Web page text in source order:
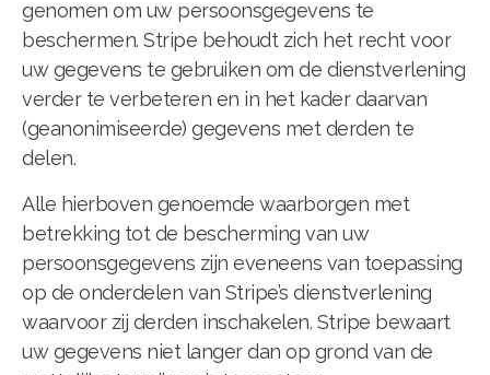
genomen om uw persoonsgegevens te
beschermen. Stripe behoudt zich het recht voor
uw gegevens te gebruiken om de dienstverlening
verder te verbeteren en in het kader daarvan
(geanonimiseerde) gegevens met derden te
delen.
Alle hierboven genoemde waarborgen met
betrekking tot de bescherming van uw
persoonsgegevens zijn eveneens van toepassing
op de onderdelen van Stripe’s dienstverlening
waarvoor zij derden inschakelen. Stripe bewaart
uw gegevens niet langer dan op grond van de